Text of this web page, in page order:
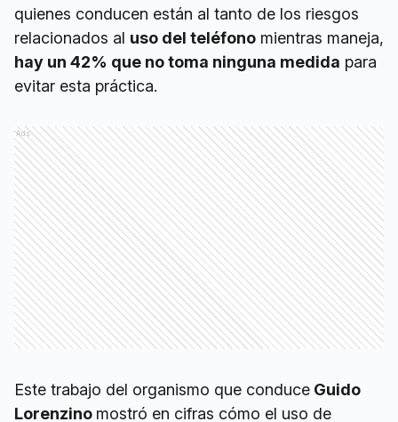
quienes conducen están al tanto de los riesgos
relacionados al uso del teléfono mientras maneja,
hay un 42% que no toma ninguna medida para
evitar esta práctica.
Ads
Este trabajo del organismo que conduce Guido
Lorenzino mostró en cifras cómo el uso de